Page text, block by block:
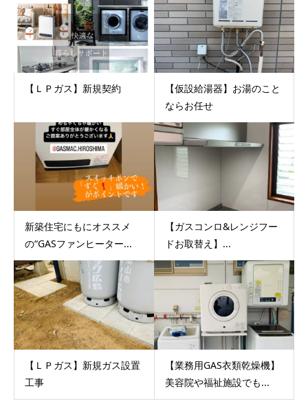
【ＬＰガス】新規契約
【仮設給湯器】お湯のこと
ならお任せ
新築住宅にもにオススメ
の“GASファンヒーター...
【ガスコンロ&レンジフー
ドお取替え】...
【ＬＰガス】新規ガス設置
工事
【業務用GAS衣類乾燥機】
美容院や福祉施設でも...